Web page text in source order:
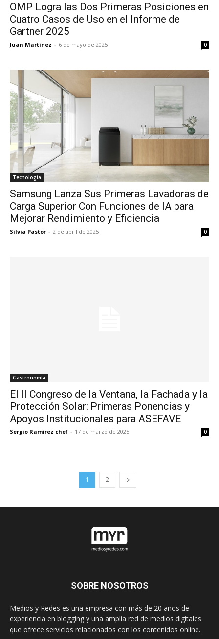
OMP Logra las Dos Primeras Posiciones en
Cuatro Casos de Uso en el Informe de
Gartner 2025
Juan Martínez - 6 de mayo de 2025 0
Tecnología
Samsung Lanza Sus Primeras Lavadoras de
Carga Superior Con Funciones de IA para
Mejorar Rendimiento y Eficiencia
Silvia Pastor - 2 de abril de 2025 0
Gastronomía
El II Congreso de la Ventana, la Fachada y la
Protección Solar: Primeras Ponencias y
Apoyos Institucionales para ASEFAVE
Sergio Ramirez chef - 17 de marzo de 2025 0
1 2
SOBRE NOSOTROS
Medios y Redes es una empresa con más de 20 años de
experiencia en blogging y una amplia red de medios digitales
que ofrece servicios relacionados con los contenidos online.